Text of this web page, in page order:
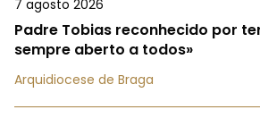
7 agosto 2026
Padre Tobias reconhecido por
sempre aberto a todos»
Arquidiocese de Braga